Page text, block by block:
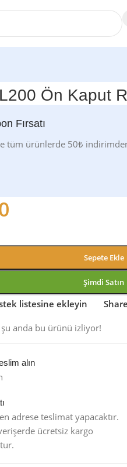
Ön Kaput
Fırsatı
tüm ürünlerde 50₺
Sepete Ekle
Şimdi Satın
listesine ekleyin
anda bu ürünü izliyor!
alın
adrese teslimat yapacaktır.
ücretsiz kargo